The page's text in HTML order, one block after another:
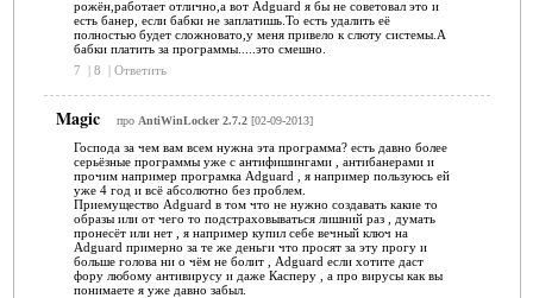
рожён,работает отлично,а вот Adguard я бы не советовал это и
есть банер, если бабки не заплатишь.То есть удалить её
полностью будет сложновато,у меня привело к слюту системы.А
бабки платить за программы.....это смешно.
7
| 8 | Ответить
Magic про AntiWinLocker 2.7.2[02-09-2013]
Господа за чем вам всем нужна эта программа? есть давно более
серьёзные программы уже с антифишингами , антибанерами и
прочим например програмка Adguard , я например пользуюсь ей
уже 4 год и всё абсолютно без проблем.
Приемущество Adguard в том что не нужно создавать какие то
образы или от чего то подстраховываться лишний раз , думать
пронесёт или нет , я например купил себе вечный ключ на
Adguard примерно за те же деньги что просят за эту прогу и
больше голова ни о чём не болит , Adguard если хотите даст
фору любому антивирусу и даже Касперу , а про вирусы как вы
понимаете я уже давно забыл.